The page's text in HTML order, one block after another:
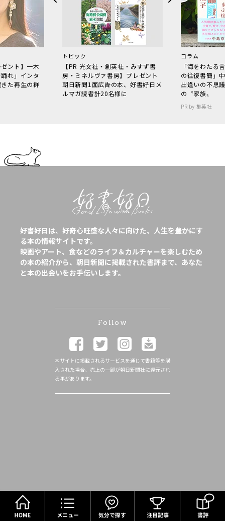
ント】一木
れ」インタ
た再生の群
トピック
【PR 光文社・創英社・みすず書
房・ミネルヴァ書房】プレゼント
朝日新聞1面広告の本、好書好日メ
ルマガ読者計20名様に
コラム
「海をわた
の往復書簡」
出逢いの不思
の〝家族〟
PR by 集英社
好書好日は、好奇心旺盛な人々に向けた、人生を豊かにす
る本の情報サイトです。
映画やアート、食などのライフ＆カルチャーを楽しむため
の本の紹介から、朝日新聞に掲載された書評まで、あなた
と本の出会いをお手伝いします。
Follow
本サイトに掲載されるサービスを通じて書籍等を購
入された場合、売上の一部が朝日新聞社に還元され
る事があります。